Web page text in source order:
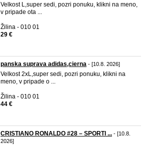
Velkost L,super sedi, pozri ponuku, klikni na meno,
v pripade ota ...
Žilina - 010 01
29 €
panska suprava adidas,cierna - [10.8. 2026]
Velkost 2xL,super sedi, pozri ponuku, klikni na
meno, v pripade o ...
Žilina - 010 01
44 €
CRISTIANO RONALDO #28 – SPORTI ... - [10.8.
2026]